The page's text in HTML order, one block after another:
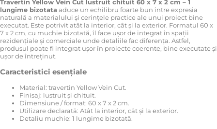
Travertin Yellow Vein Cut lustruit chituit 60 x 7 x 2 cm – 1
lungime bizotata aduce un echilibru foarte bun între expresia
naturală a materialului și cerințele practice ale unui proiect bine
executat. Este potrivit atât la interior, cât și la exterior. Formatul 60 x
7 x 2 cm, cu muchie bizotată, îl face ușor de integrat în spații
rezidențiale și comerciale unde detaliile fac diferența. Astfel,
produsul poate fi integrat ușor în proiecte coerente, bine executate și
ușor de întreținut.
Caracteristici esențiale
Material: travertin Yellow Vein Cut.
Finisaj: lustruit și chituit.
Dimensiune / format: 60 x 7 x 2 cm.
Utilizare declarată: Atât la interior, cât și la exterior.
Detaliu muchie: 1 lungime bizotată.